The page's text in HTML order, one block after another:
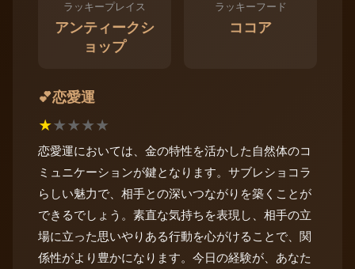
ラッキープレイス
アンティークシ
ョップ
ラッキーフード
ココア
💕恋愛運
★★★★★
恋愛運においては、金の特性を活かした自然体のコ
ミュニケーションが鍵となります。サブレショコラ
らしい魅力で、相手との深いつながりを築くことが
できるでしょう。素直な気持ちを表現し、相手の立
場に立った思いやりある行動を心がけることで、関
係性がより豊かになります。今日の経験が、あなた